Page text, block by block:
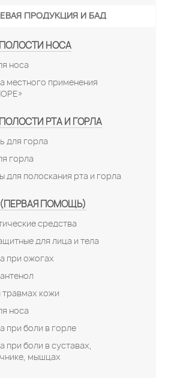
ПРОДУКЦИЯ И БАД
НОСА
носа
местного применения
РТА И ГОРЛА
для горла
горла
для полоскания рта и горла
ПОМОЩЬ)
средства
для лица и тела
при ожогах
травмах кожи
носа
при боли в горле
при боли в суставах,
мышцах